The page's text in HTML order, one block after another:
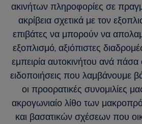
ακινήτων πληροφορίες σε
ακρίβεια σχετικά με τον
επιβάτες να μπορούν να
εξοπλισμό, αξιόπιστες
εμπειρία αυτοκινήτου ανά πάσα
ειδοποιήσεις που λαμβάνουμε
οι προορατικές συνομιλίες
ακρογωνιαίο λίθο των
και βασατικών σχέσεων που